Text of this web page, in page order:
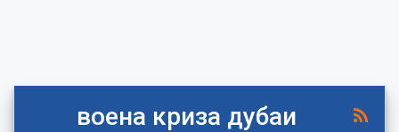
воена криза дубаи